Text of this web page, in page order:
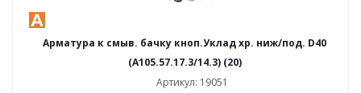
Арматура к смыв. бачку кноп.Уклад хр. ниж/под. D40
(А105.57.17.3/14.3) (20)
Артикул: 19051